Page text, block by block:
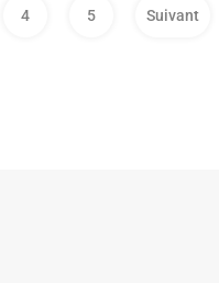
4 5 Suivant